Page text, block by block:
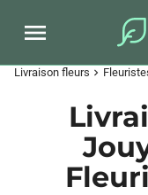
Livraison fleurs chevron_right